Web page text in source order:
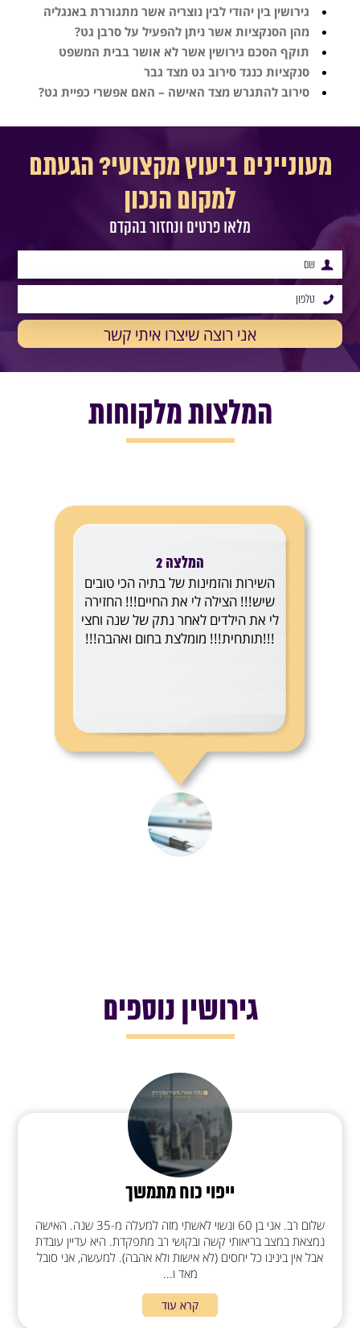
גירושין בין יהודי לבין נוצריה אשר מתגוררת באנגליה
מהן הסנקציות אשר ניתן להפעיל על סרבן גט?
תוקף הסכם גירושין אשר לא אושר בבית המשפט
סנקציות כנגד סירוב גט מצד גבר
סירוב להתגרש מצד האישה – האם אפשרי כפיית גט?
מעוניינים ביעוץ מקצועי? הגעתם
למקום הנכון
מלאו פרטים ונחזור בהקדם
המלצות מלקוחות
המלצה 2
השירות והזמינות של בתיה הכי טובים
שיש!!! הצילה לי את החיים!!! החזירה
לי את הילדים לאחר נתק של שנה וחצי
!!!תותחית!!! מומלצת בחום ואהבה!!!
גירושין נוספים
ייפוי כוח מתמשך
שלום רב. אני בן 60 ונשוי לאשתי מזה למעלה מ-35 שנה. האישה
נמצאת במצב בריאותי קשה ובקושי רב מתפקדת. היא עדיין עובדת
אבל אין בינינו כל יחסים (לא אישות ולא אהבה). למעשה, אני סובל
מאד ו...
קרא עוד